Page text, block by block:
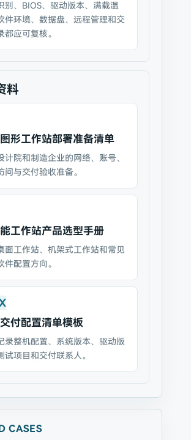
别、BIOS、驱动版本、满载温
件环境、数据盘、远程管理和交
都应可复核。
料
形工作站部署准备清单
计院和制造企业的网络、账号、
问与交付验收准备。
工作站产品选型手册
面工作站、机架式工作站和常见
件配置方向。
付配置清单模板
录整机配置、系统版本、驱动版
试项目和交付联系人。
CASES